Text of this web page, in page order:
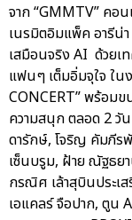
จาก “GMMTV” คอน
เนรมิตอิมแพ็ค อารีน่
เสมือนจริง AI ด้วยเ
แฟนๆ เต็มอิ่มจุใจ ใน
CONCERT” พร้อม
ความสนุก ตลอด 2 วัน
ดารักษ์, โจริญ คัมภีร
เซ็นบรูม, ฝ้าย ณัฐธย
กรณิศ เล้าสุบินประเ
เอแคลร์ จือปาก, ตูน